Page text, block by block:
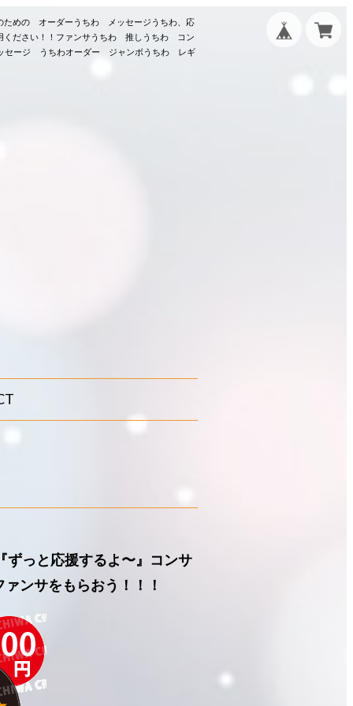
めの オーダーうちわ メッセージうちわ、応
ください！！ファンサうちわ 推しうちわ コン
セージ うちわオーダー ジャンボうちわ レギ
っと応援するよ〜』コンサ
ンサをもらおう！！！